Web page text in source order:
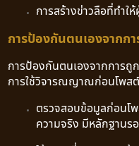
การสร้างข่าวลือที่ทำ
การป้องกันตนเองจากก
การป้องกันตนเองจากการถู
การใช้วิจารณญาณก่อนโพส
ตรวจสอบข้อมูลก่อนโ
ความจริง มีหลักฐานร